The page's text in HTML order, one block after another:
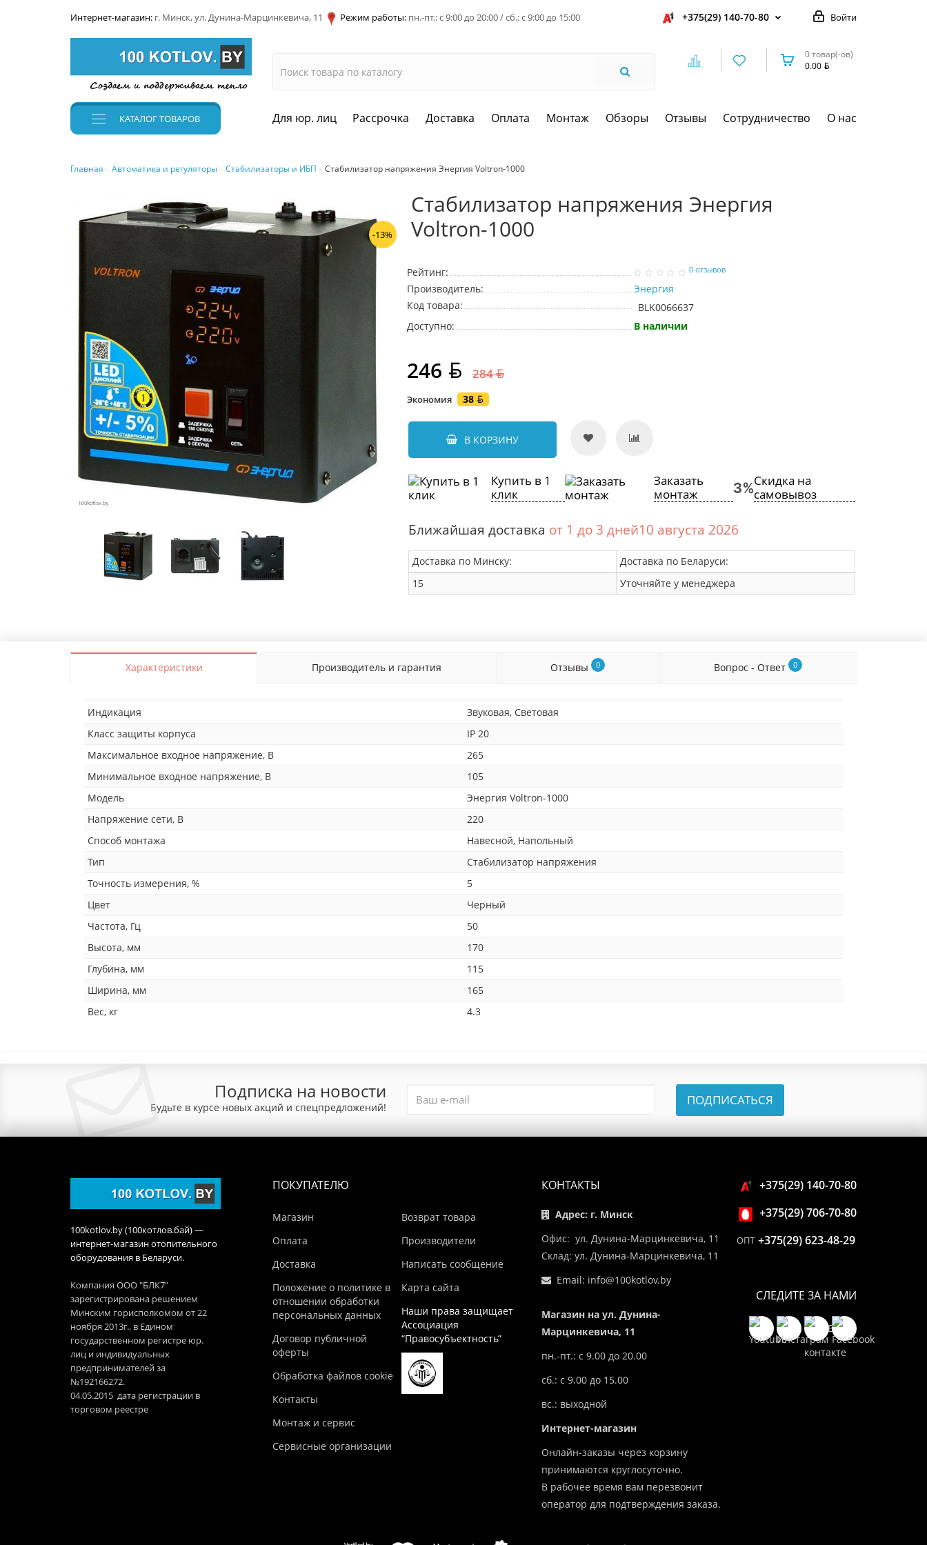
Интернет-магазин: г. Минск, ул. Дунина-Марцинкевича, 11 Режим работы: пн.-пт.: с 9:00 до 20:00 / сб.: с 9:00 до 15:00 Войти
+375(29) 140-70-80
0 товар(-ов)
0.00
КАТАЛОГТОВАРОВ Для юр. лиц Рассрочка Доставка Оплата Монтаж Обзоры Отзывы Сотрудничество О нас
Главная Автоматика и регуляторы Стабилизаторы и ИБП Стабилизатор напряжения Энергия Voltron-1000
-13%
Стабилизатор напряжения Энергия
Voltron-1000
Рейтинг: 0 отзывов
Производитель:
Энергия
Код товара:
BLK0066637
Доступно:
В наличии
246 284
Экономия 38
В КОРЗИНУ
Купить в 1
клик
Заказать
монтаж
Скидка на
самовывоз
Ближайшая доставка от 1 до 3 дней10 августа 2026
Доставка по Минску:
Доставка по Беларуси:
15
Уточняйте у менеджера
Характеристики Производитель и гарантия Отзывы 0 Вопрос - Ответ 0
Индикация
Звуковая, Световая
Класс защиты корпуса
IP 20
Максимальное входное напряжение, В
265
Минимальное входное напряжение, В
105
Модель
Энергия Voltron-1000
Напряжение сети, В
220
Способ монтажа
Навесной, Напольный
Тип
Стабилизатор напряжения
Точность измерения, %
5
Цвет
Черный
Частота, Гц
50
Высота, мм
170
Глубина, мм
115
Ширина, мм
165
Вес, кг
4.3
Подписка на новости
Будьте в курсе новых акций и спецпредложений! ПОДПИСАТЬСЯ
100kotlov.by (100котлов.бай) —
интернет-магазин отопительного
оборудования в Беларуси.
Компания ООО "БЛК7"
зарегистрирована решением
Минским горисполкомом от 22
ноября 2013г., в Едином
государственном регистре юр.
лиц и индивидуальных
предпринимателей за
№192166272.
04.05.2015 дата регистрации в
торговом реестре
ПОКУПАТЕЛЮ
Магазин
Оплата
Доставка
Положение о политике в
отношении обработки
персональных данных
Договор публичной
оферты
Обработка файлов cookie
Контакты
Монтаж и сервис
Сервисные организации
Возврат товара
Производители
Написать сообщение
Карта сайта
Наши права защищает
Ассоциация
“Правосубъектность”
КОНТАКТЫ
Адрес: г. Минск
Офис: ул. Дунина-Марцинкевича, 11
Склад: ул. Дунина-Марцинкевича, 11
Email: info@100kotlov.by
Магазин на ул. Дунина-
Марцинкевича, 11
пн.-пт.: с 9.00 до 20.00
сб.: с 9.00 до 15.00
вс.: выходной
Интернет-магазин
Онлайн-заказы через корзину
принимаются круглосуточно.
В рабочее время вам перезвонит
оператор для подтверждения заказа.
+375(29) 140-70-80
+375(29) 706-70-80
ОПТ +375(29) 623-48-29
СЛЕДИТЕ ЗА НАМИ